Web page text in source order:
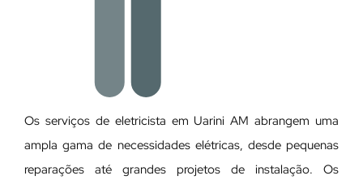
Os serviços de eletricista em Uarini AM abrangem uma
ampla gama de necessidades elétricas, desde pequenas
reparações até grandes projetos de instalação. Os